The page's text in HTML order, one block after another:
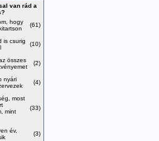
van rád a
hogy
(61)
is csurig
(10)
összes
(2)
nyári
(4)
most
mint
(33)
év,
(3)